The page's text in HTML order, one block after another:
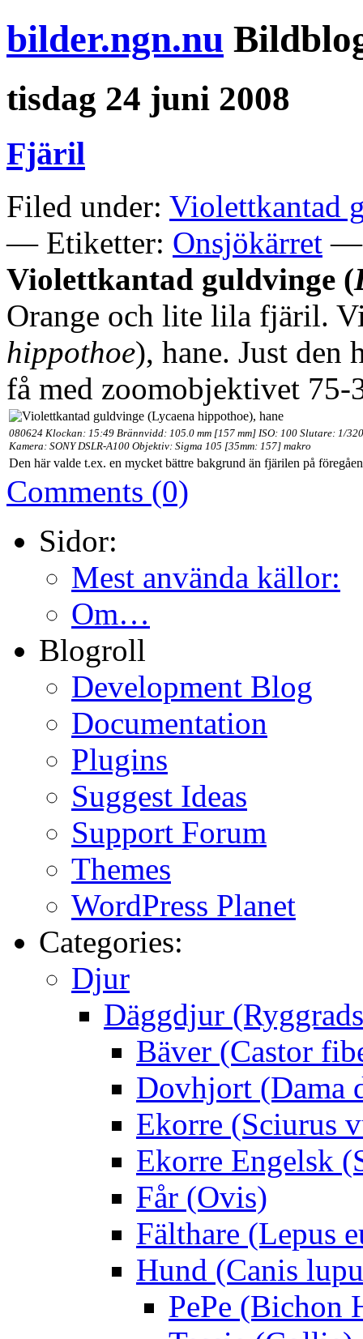
bilder.ngn.nu
tisdag 24 juni 2008
Fjäril
Filed under: Violettkantad
— Etiketter: Onsjökärret —
Violettkantad guldvinge (
Orange och lite lila fjäril.
hippothoe), hane. Just den
få med zoomobjektivet 75-
080624 Klockan: 15:49 Brännvidd: 105.0 mm [157 mm] ISO: 100 Slutare: 1/
Kamera: SONY DSLR-A100 Objektiv: Sigma 105 [35mm: 157] makro
Den här valde t.ex. en mycket bättre bakgrund än fjärilen på
Comments (0)
Sidor:
Mest använda källor:
Om…
Blogroll
Development Blog
Documentation
Plugins
Suggest Ideas
Support Forum
Themes
WordPress Planet
Categories:
Djur
Däggdjur
Bäver (Castor
Dovhjort (Dama
Ekorre (Sciurus
Ekorre Engelsk
Får (Ovis)
Fälthare (Lepus
Hund (Canis
PePe (Bichon